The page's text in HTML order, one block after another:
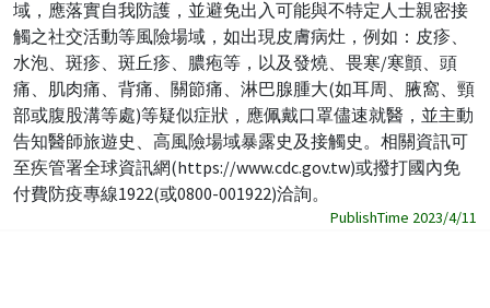
域，應落實自我防護，並避免出入可能與不特定人士親密接
觸之社交活動等風險場域，如出現皮膚病灶，例如：皮疹、
水泡、斑疹、斑丘疹、膿疱等，以及發燒、畏寒/寒顫、頭
痛、肌肉痛、背痛、關節痛、淋巴腺腫大(如耳周、腋窩、頸
部或腹股溝等處)等疑似症狀，應佩戴口罩儘速就醫，並主動
告知醫師旅遊史、高風險場域暴露史及接觸史。相關資訊可
至疾管署全球資訊網(https://www.cdc.gov.tw)或撥打國內免
付費防疫專線1922(或0800-001922)洽詢。
PublishTime 2023/4/11